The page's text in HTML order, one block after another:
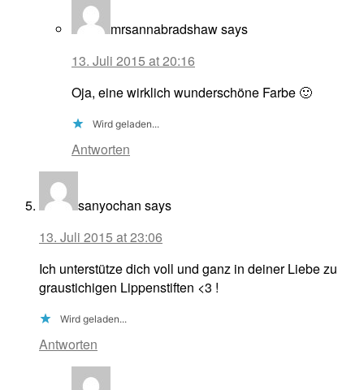
mrsannabradshawsays
13. Juli 2015 at 20:16
Oja, eine wirklich wunderschöne Farbe 🙂
Wird geladen...
Antworten
sanyochan says
13. Juli 2015 at 23:06
Ich unterstütze dich voll und ganz in deiner Liebe zu
graustichigen Lippenstiften <3 !
Wird geladen...
Antworten